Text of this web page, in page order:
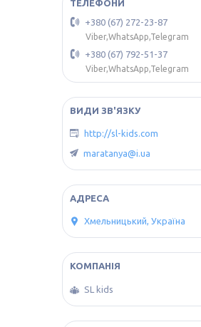
+380 (67) 272-23-87
Viber,WhatsApp,Telegram
+380 (67) 792-51-37
Viber,WhatsApp,Telegram
http://sl-kids.com
maratanya@i.ua
Хмельницький, Україна
SL kids